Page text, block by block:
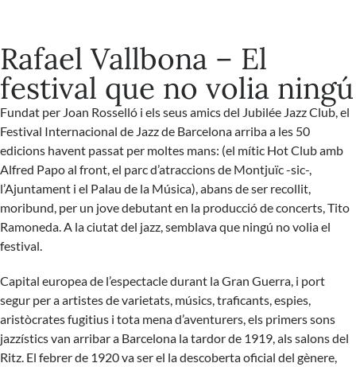
* PISTES LITERÀRIES
*SÈRIE CULTURAL
*DIARI DEL DIA DESPRÉS
* QUIOSC HÄNSEL* i GRETEL*
*UNIVERS HÄNSEL* i GRETEL*
Rafael Vallbona – El
festival que no volia ningú
Fundat per Joan Rosselló i els seus amics del Jubilée Jazz Club, el
Festival Internacional de Jazz de Barcelona arriba a les 50
edicions havent passat per moltes mans: (el mític Hot Club amb
Alfred Papo al front, el parc d’atraccions de Montjuïc -sic-,
l’Ajuntament i el Palau de la Música), abans de ser recollit,
moribund, per un jove debutant en la producció de concerts, Tito
Ramoneda. A la ciutat del jazz, semblava que ningú no volia el
festival.
Capital europea de l’espectacle durant la Gran Guerra, i port
segur per a artistes de varietats, músics, traficants, espies,
aristòcrates fugitius i tota mena d’aventurers, els primers sons
jazzístics van arribar a Barcelona la tardor de 1919, als salons del
Ritz. El febrer de 1920 va ser el la descoberta oficial del gènere,